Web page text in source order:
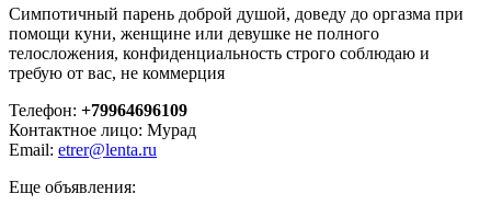
Симпотичный парень доброй душой, доведу до оргазма при
помощи куни, женщине или девушке не полного
телосложения, конфиденциальность строго соблюдаю и
требую от вас, не коммерция
Телефон: +79964696109
Контактное лицо: Мурад
Email: etrer@lenta.ru
Еще объявления: